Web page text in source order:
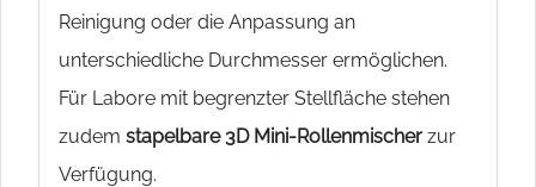
Reinigung oder die Anpassung an
unterschiedliche Durchmesser ermöglichen.
Für Labore mit begrenzter Stellfläche stehen
zudem stapelbare 3D Mini-Rollenmischer zur
Verfügung.